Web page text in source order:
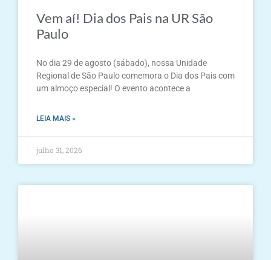
Vem aí! Dia dos Pais na UR São
Paulo
No dia 29 de agosto (sábado), nossa Unidade
Regional de São Paulo comemora o Dia dos Pais com
um almoço especial! O evento acontece a
LEIA MAIS »
julho 31, 2026